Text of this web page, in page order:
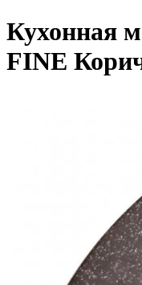
Кухонная
FINE